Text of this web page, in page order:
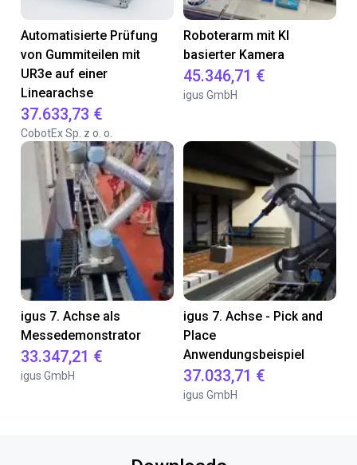
Automatisierte Prüfung
von Gummiteilen mit
UR3e auf einer
Linearachse
37.633,73 €
CobotEx Sp. z o. o.
Roboterarm mit KI
basierter Kamera
45.346,71 €
igus GmbH
igus 7. Achse als
Messedemonstrator
33.347,21 €
igus GmbH
igus 7. Achse - Pick and
Place
Anwendungsbeispiel
37.033,71 €
igus GmbH